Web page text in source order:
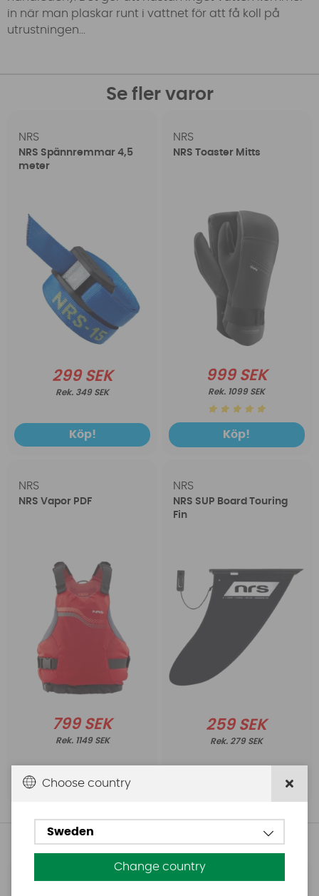
in när man plaskar runt i vattnet för att få koll på
utrustningen...
Se fler varor
NRS
NRS Spännremmar 4,5
meter
299 SEK
349 SEK
Köp!
NRS
NRS Toaster Mitts
999 SEK
1099 SEK
Köp!
NRS
NRS Vapor PDF
799 SEK
1149 SEK
Köp!
NRS
NRS SUP Board Touring
Fin
259 SEK
279 SEK
Andra köpte även
Choose country
Sweden
Change country